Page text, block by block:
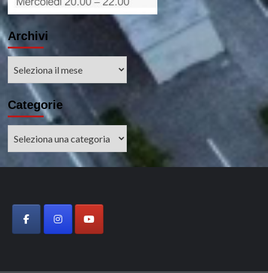
Archivi
Categorie